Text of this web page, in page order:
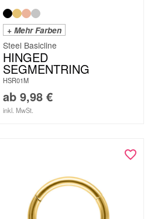
+ Mehr Farben
Steel Basicline
HINGED
SEGMENTRING
HSR01M
ab 9,98 €
inkl. MwSt.